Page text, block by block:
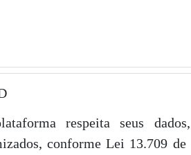
respeita seus
conforme Lei 13.709 de